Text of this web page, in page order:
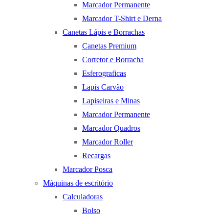
Marcador Permanente
Marcador T-Shirt e Derna
Canetas Lápis e Borrachas
Canetas Premium
Corretor e Borracha
Esferograficas
Lapis Carvão
Lapiseiras e Minas
Marcador Permanente
Marcador Quadros
Marcador Roller
Recargas
Marcador Posca
Máquinas de escritório
Calculadoras
Bolso